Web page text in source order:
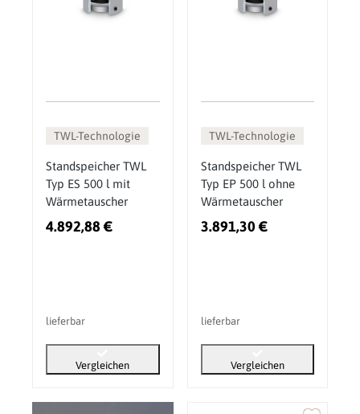
TWL-Technologie
Standspeicher TWL
Typ ES 500 l mit
Wärmetauscher
4.892,88 €
lieferbar
Vergleichen
TWL-Technologie
Standspeicher TWL
Typ EP 500 l ohne
Wärmetauscher
3.891,30 €
lieferbar
Vergleichen